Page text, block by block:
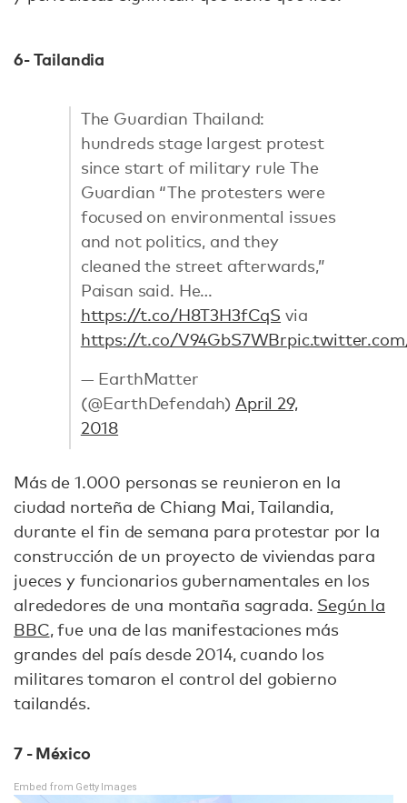
6- Tailandia
The Guardian Thailand:
hundreds stage largest protest
since start of military rule The
Guardian “The protesters were
focused on environmental issues
and not politics, and they
cleaned the street afterwards,”
Paisan said. He…
https://t.co/H8T3H3fCqS via
https://t.co/V94GbS7WBr
— EarthMatter
(@EarthDefendah) April 29,
2018
Más de 1.000 personas se reunieron en la
ciudad norteña de Chiang Mai, Tailandia,
durante el fin de semana para protestar por la
construcción de un proyecto de viviendas para
jueces y funcionarios gubernamentales en los
alrededores de una montaña sagrada. Según la
BBC, fue una de las manifestaciones más
grandes del país desde 2014, cuando los
militares tomaron el control del gobierno
tailandés.
7 - México
Embed from Getty Images